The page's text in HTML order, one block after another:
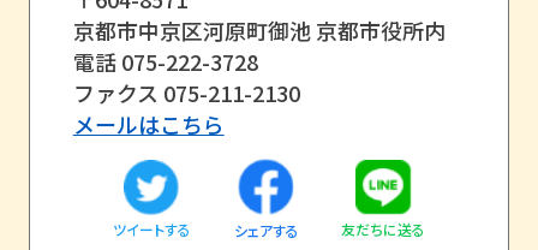
京都市中京区河原町御池 京都市役所内
電話 075-222-3728
ファクス 075-211-2130
メールはこちら
ツイートする シェアする 友だちに送る